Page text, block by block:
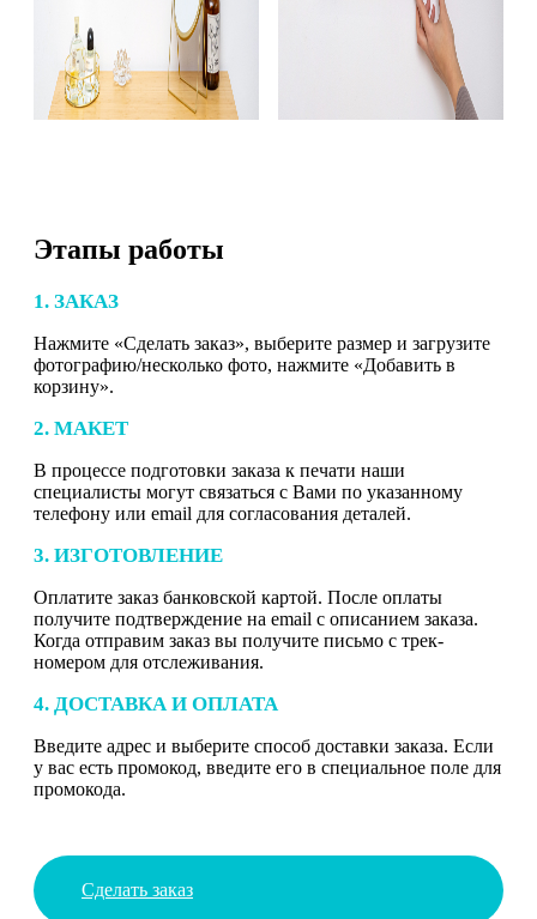
Этапы работы
1. ЗАКАЗ
Нажмите «Сделать заказ», выберите размер и загрузите
фотографию/несколько фото, нажмите «Добавить в
корзину».
2. МАКЕТ
В процессе подготовки заказа к печати наши
специалисты могут связаться с Вами по указанному
телефону или email для согласования деталей.
3. ИЗГОТОВЛЕНИЕ
Оплатите заказ банковской картой. После оплаты
получите подтверждение на email с описанием заказа.
Когда отправим заказ вы получите письмо с трек-
номером для отслеживания.
4. ДОСТАВКА И ОПЛАТА
Введите адрес и выберите способ доставки заказа. Если
у вас есть промокод, введите его в специальное поле для
промокода.
Сделать заказ